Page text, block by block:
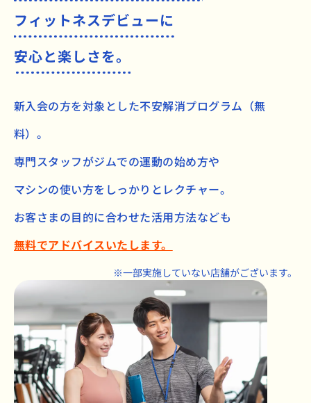
フィットネスデビューに
安心と楽しさを。
新入会の方を対象とした不安解消プログラム（無
料）。
専門スタッフがジムでの運動の始め方や
マシンの使い方をしっかりとレクチャー。
お客さまの目的に合わせた活用方法なども
無料でアドバイスいたします。
※一部実施していない店舗がございます。